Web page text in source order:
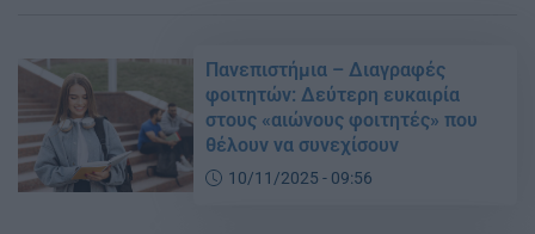
Πανεπιστήμια – Διαγραφές
φοιτητών: Δεύτερη ευκαιρία
στους «αιώνους φοιτητές» που
θέλουν να συνεχίσουν
10/11/2025 - 09:56